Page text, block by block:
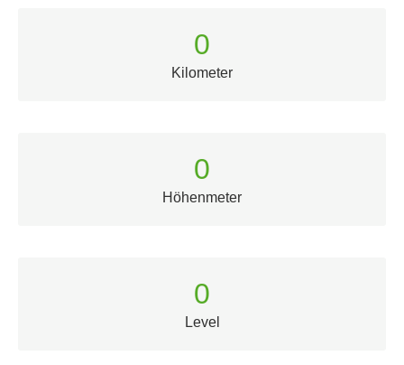
0
Kilometer
0
Höhenmeter
0
Level